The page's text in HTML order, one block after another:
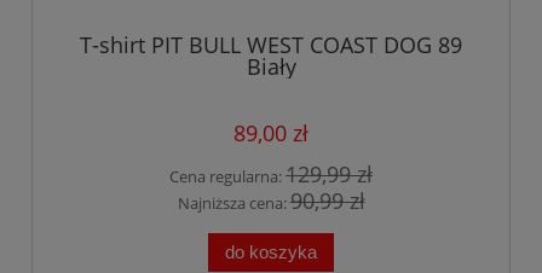
T-shirt PIT BULL WEST COAST DOG 89
Biały
89,00 zł
Cena regularna:129,99 zł
Najniższa cena:90,99 zł
do koszyka